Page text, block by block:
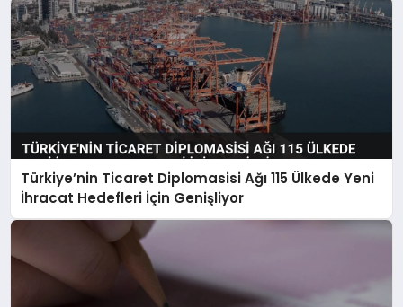
Türkiye’nin Ticaret Diplomasisi Ağı 115 Ülkede Yeni
İhracat Hedefleri İçin Genişliyor